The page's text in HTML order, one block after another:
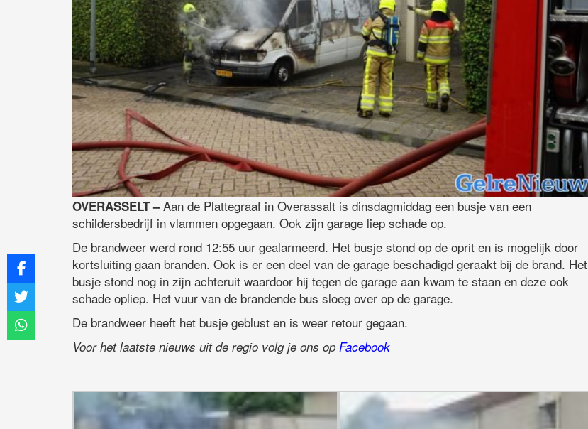
OVERASSELT –Aan de Plattegraaf in Overassalt is dinsdagmiddag een busje van een
schildersbedrijf in vlammen opgegaan. Ook zijn garage liep schade op.
De brandweer werd rond 12:55 uur gealarmeerd. Het busje stond op de oprit en is mogelijk door
kortsluiting gaan branden. Ook is er een deel van de garage beschadigd geraakt bij de brand. Het
busje stond nog in zijn achteruit waardoor hij tegen de garage aan kwam te staan en deze ook
schade opliep. Het vuur van de brandende bus sloeg over op de garage.
De brandweer heeft het busje geblust en is weer retour gegaan.
Voor het laatste nieuws uit de regio volg je ons op Facebook